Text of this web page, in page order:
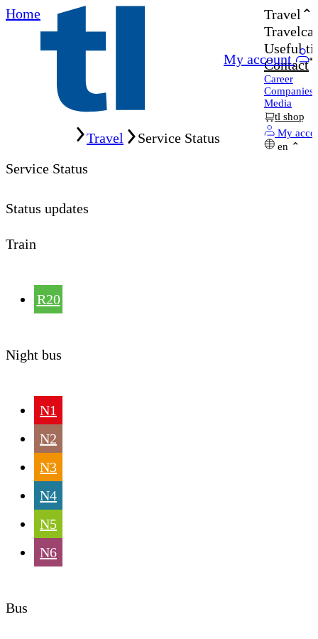
Home
My account
Travel
Useful
Contact
Career
Companies
Media
tl shop
My
en
Travel
Service Status
Service Status
Status updates
Train
R20
Night bus
N1
N2
N3
N4
N5
N6
Bus